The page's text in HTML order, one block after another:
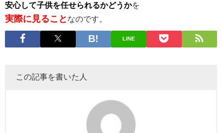
安心して子供を任せられるかどうかを
実際に見ること なのです。
LINE
この記事を書いた人